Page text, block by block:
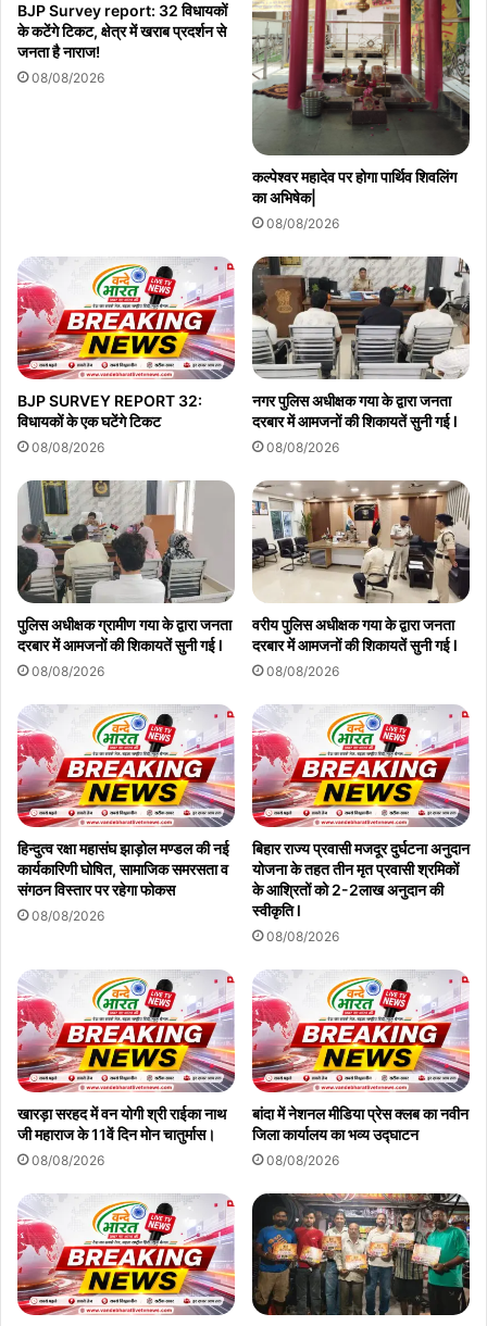
BJP Survey report: 32 विधायकों
के कटेंगे टिकट, क्षेत्र में खराब प्रदर्शन से
जनता है नाराज!
08/08/2026
कल्पेश्वर महादेव पर होगा पार्थिव शिवलिंग
का अभिषेक|
08/08/2026
BJP SURVEY REPORT 32:
विधायकों के एक घटेंगे टिकट
08/08/2026
नगर पुलिस अधीक्षक गया के द्वारा जनता
दरबार में आमजनों की शिकायतें सुनी गई l
08/08/2026
पुलिस अधीक्षक ग्रामीण गया के द्वारा जनता
दरबार में आमजनों की शिकायतें सुनी गई l
08/08/2026
वरीय पुलिस अधीक्षक गया के द्वारा जनता
दरबार में आमजनों की शिकायतें सुनी गई l
08/08/2026
हिन्दुत्व रक्षा महासंघ झाड़ोल मण्डल की नई
कार्यकारिणी घोषित, सामाजिक समरसता व
संगठन विस्तार पर रहेगा फोकस
08/08/2026
बिहार राज्य प्रवासी मजदूर दुर्घटना अनुदान
योजना के तहत तीन मृत प्रवासी श्रमिकों
के आश्रितों को 2-2लाख अनुदान की
स्वीकृति l
08/08/2026
खारड़ा सरहद में वन योगी श्री राईका नाथ
जी महाराज के 11वें दिन मोन चातुर्मास।
08/08/2026
बांदा में नेशनल मीडिया प्रेस क्लब का नवीन
जिला कार्यालय का भव्य उद्घाटन
08/08/2026